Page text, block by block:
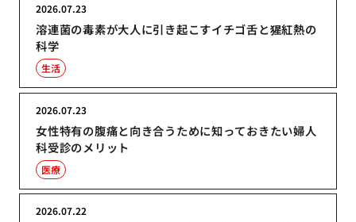
溶連菌の毒素が大人に引き起こすイチゴ舌と猩紅熱の
科学
2026.07.23
生活
女性特有の腹痛と向き合うために知っておきたい婦人
科受診のメリット
2026.07.23
医療
2026.07.22